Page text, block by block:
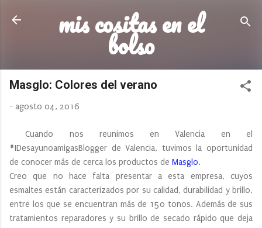
Ir al contenido principal
mis cositas en el
bolso
Masglo: Colores del verano
- agosto 04, 2016
Cuando nos reunimos en Valencia en el
#IDesayunoamigasBlogger de Valencia, tuvimos la oportunidad
de conocer más de cerca los productos de Masglo.
Creo que no hace falta presentar a esta empresa, cuyos
esmaltes están caracterizados por su calidad, durabilidad y brillo,
entre los que se encuentran más de 150 tonos. Además de sus
tratamientos reparadores y su brillo de secado rápido que deja